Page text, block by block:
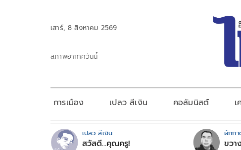
เสาร์, 8 สิงหาคม 2569
สภาพอากาศวันนี้
การเมือง เปลว สีเงิน คอลัมนิสต์
เปลว สีเงิน
สวัสดี...คุณครู!
ผักก
ขวา